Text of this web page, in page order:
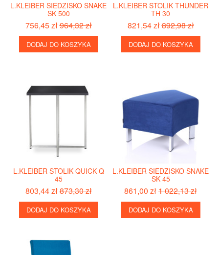
L.KLEIBER SIEDZISKO SNAKE
SK 500
756,45 zł964,32 zł
DODAJ DO KOSZYKA
L.KLEIBER STOLIK THUNDER
TH 30
821,54 zł892,98 zł
DODAJ DO KOSZYKA
L.KLEIBER STOLIK QUICK Q
45
803,44 zł873,30 zł
DODAJ DO KOSZYKA
L.KLEIBER SIEDZISKO SNAKE
SK 45
861,00 zł1 022,13 zł
DODAJ DO KOSZYKA